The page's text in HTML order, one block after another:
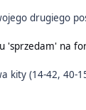
drugiego
'sprzedam' na
kity (14-42, 40-